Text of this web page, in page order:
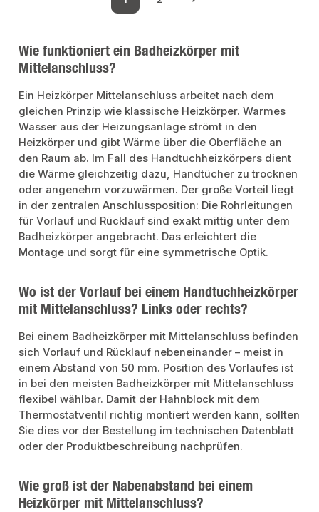
Seite Seite
Wie funktioniert ein Badheizkörper mit
Mittelanschluss?
Ein Heizkörper Mittelanschluss arbeitet nach dem
gleichen Prinzip wie klassische Heizkörper. Warmes
Wasser aus der Heizungsanlage strömt in den
Heizkörper und gibt Wärme über die Oberfläche an
den Raum ab. Im Fall des Handtuchheizkörpers dient
die Wärme gleichzeitig dazu, Handtücher zu trocknen
oder angenehm vorzuwärmen. Der große Vorteil liegt
in der zentralen Anschlussposition: Die Rohrleitungen
für Vorlauf und Rücklauf sind exakt mittig unter dem
Badheizkörper angebracht. Das erleichtert die
Montage und sorgt für eine symmetrische Optik.
Wo ist der Vorlauf bei einem Handtuchheizkörper
mit Mittelanschluss? Links oder rechts?
Bei einem Badheizkörper mit Mittelanschluss befinden
sich Vorlauf und Rücklauf nebeneinander – meist in
einem Abstand von 50 mm. Position des Vorlaufes ist
in bei den meisten Badheizkörper mit Mittelanschluss
flexibel wählbar. Damit der Hahnblock mit dem
Thermostatventil richtig montiert werden kann, sollten
Sie dies vor der Bestellung im technischen Datenblatt
oder der Produktbeschreibung nachprüfen.
Wie groß ist der Nabenabstand bei einem
Heizkörper mit Mittelanschluss?